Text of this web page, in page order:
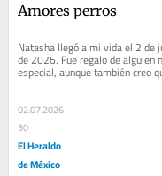
Amores perros
Natasha llegó a mi vida el 2 de
de 2026. Fue regalo de alguien
especial, aunque también creo
fue Dios quien me obsequió a mi
02.07.2026
30
El Heraldo
de México